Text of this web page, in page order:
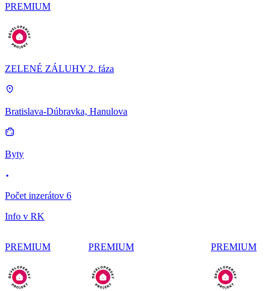
PREMIUM
ZELENÉ ZÁLUHY 2. fáza
Bratislava-Dúbravka, Hanulova
Byty
Počet inzerátov 6
Info v RK
PREMIUM PREMIUM PREMIUM